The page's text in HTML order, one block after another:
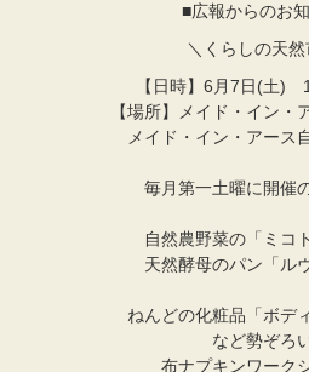
■広報からのお知
＼くらしの天然
【日時】6月7日(土)
【場所】メイド・イン・
メイド・イン・アース
毎月第一土曜に開催
自然農野菜の「ミコ
天然酵母のパン「ル
ねんどの化粧品「ボデ
など勢ぞろい
布ナプキンワーク